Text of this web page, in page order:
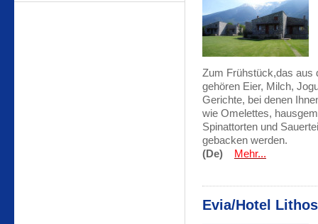
Zum Frühstück,das aus
gehören Eier, Milch,
Gerichte, bei denen
wie Omelettes,
Spinattorten und
gebacken werden.
(De)
Mehr...
Evia/Hotel Lithos